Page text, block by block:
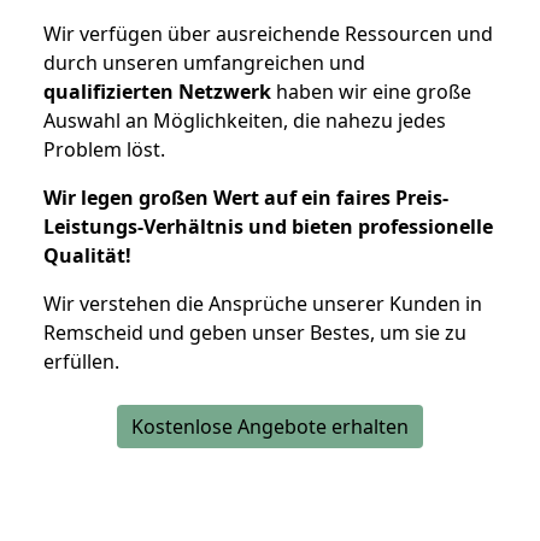
Wir verfügen über ausreichende Ressourcen und
durch unseren umfangreichen und
qualifizierten Netzwerk haben wir eine große
Auswahl an Möglichkeiten, die nahezu jedes
Problem löst.
Wir legen großen Wert auf ein faires Preis-
Leistungs-Verhältnis und bieten professionelle
Qualität!
Wir verstehen die Ansprüche unserer Kunden in
Remscheid und geben unser Bestes, um sie zu
erfüllen.
Kostenlose Angebote erhalten